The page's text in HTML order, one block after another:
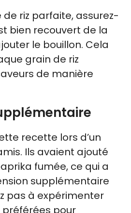
de riz parfaite, assurez-
bien recouvert de la
le bouillon. Cela
grain de riz
de manière
recette lors d’un
Ils avaient ajouté
fumée, ce qui a
supplémentaire
pas à expérimenter
pour